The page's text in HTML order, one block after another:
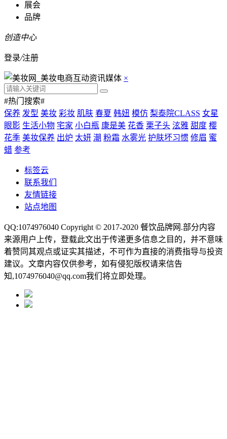
展会
品牌
创造中心
登录/注册
×
#热门搜索#
保养 发型 美妆 彩妆 肌肤 春夏 韩妞 模仿 梨泰院CLASS 女星
眼影 生活小物 宅家 小白瓶 康是美 花香 栗子头 泫雅 甜度 樱
花季 美妆保养 出炉 太妍 潮 粉霜 水雾光 护肤坏习惯 修眉 蜜
蜡 参考
标签云
联系我们
友情链接
站点地图
QQ:1074976040 Copyright © 2017-2020 餐饮品牌网 .部分内容
来源用户上传，登载此文出于传递更多信息之目的，并不意味
着赞同其观点或证实其描述，不可作为直接的消费指导与投资
建议。文章内容仅供参考，如有侵犯版权请来信告
知,1074976040@qq.com我们将立即处理。